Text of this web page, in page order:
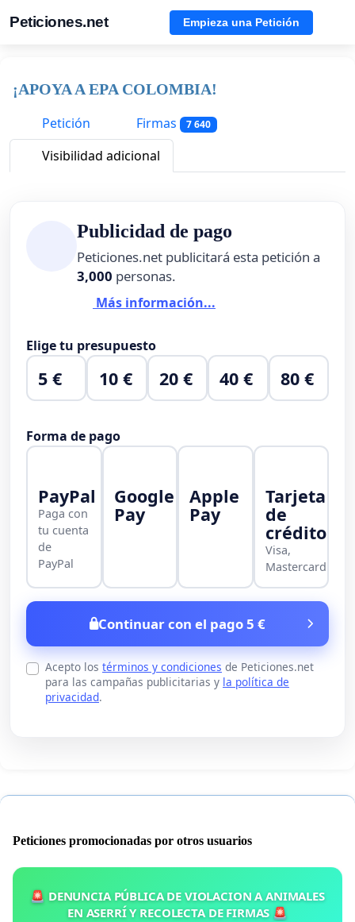
Peticiones.net Empieza una Petición
¡APOYA A EPA COLOMBIA!
Petición
Firmas 7 640
Visibilidad adicional
Publicidad de pago
Peticiones.net publicitará esta petición a
3,000 personas.
Más información...
Elige tu presupuesto
5 € 10 € 20 € 40 € 80 €
Forma de pago
PayPal
Paga con
tu cuenta
de
PayPal
Google
Pay
Apple
Pay
Tarjeta
de
crédito
Visa,
Mastercard
Continuar con el pago 5 €
Acepto los términos y condiciones de Peticiones.net
para las campañas publicitarias y la política de
privacidad.
Peticiones promocionadas por otros usuarios
🚨 DENUNCIA PÚBLICA DE VIOLACION A ANIMALES
EN ASERRÍ Y RECOLECTA DE FIRMAS 🚨